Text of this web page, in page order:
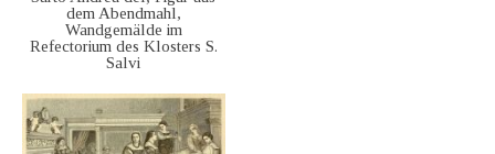
dem Abendmahl,
Wandgemälde im
Refectorium des Klosters S.
Salvi